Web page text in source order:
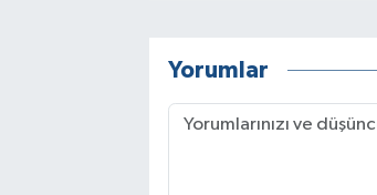
Yorumlar